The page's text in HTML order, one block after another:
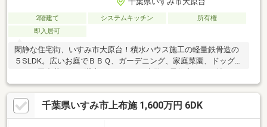
2階建て システムキッチン
所有権
即入居可
閑静な住宅街、いすみ市大原台！積水ハウス施工の軽量鉄骨造の
５SLDK。広いお庭でＢＢＱ、ガーデニング、家庭菜園、ドッグラ
ンなど田舎暮らしを満喫できます。ご内覧は居住中のため前もっ
てご連絡ください。
千葉県いすみ市上布施 1,600万円 6DK